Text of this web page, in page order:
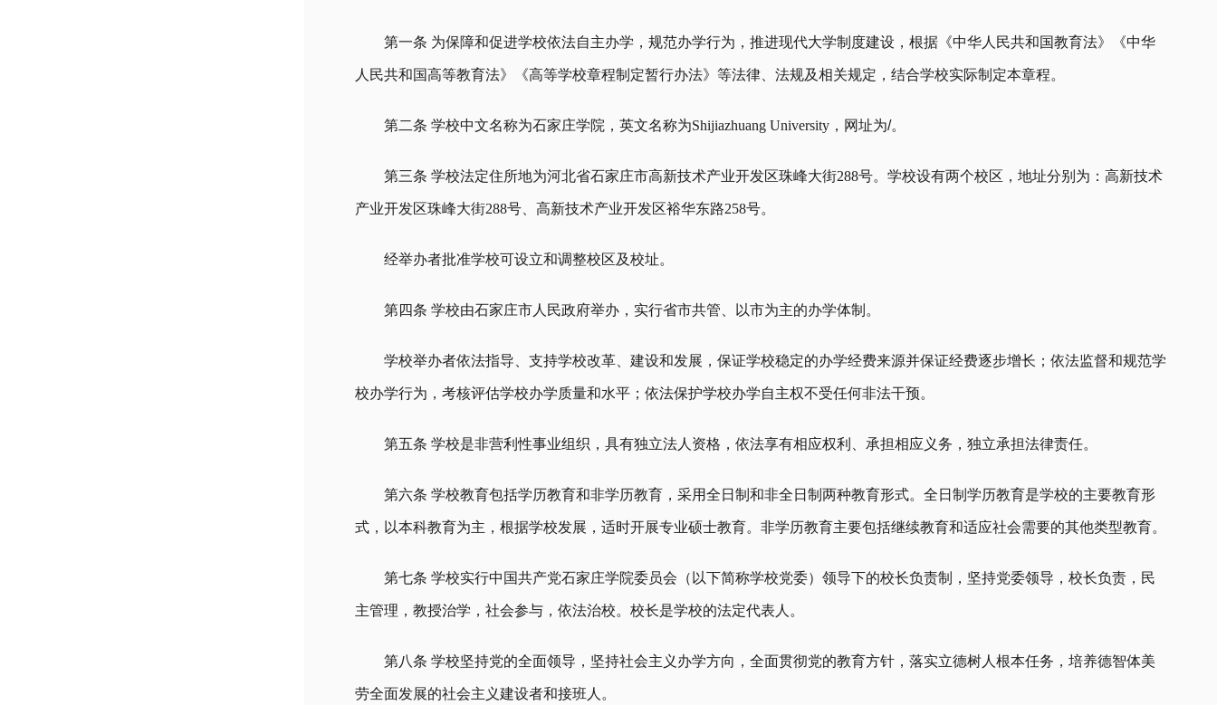
第一条 为保障和促进学校依法自主办学，规范办学行为，推进现代大学制度建设，根据《中华人民共和国教育法》《中华
人民共和国高等教育法》《高等学校章程制定暂行办法》等法律、法规及相关规定，结合学校实际制定本章程。
第二条 学校中文名称为石家庄学院，英文名称为Shijiazhuang University，网址为/。
第三条 学校法定住所地为河北省石家庄市高新技术产业开发区珠峰大街288号。学校设有两个校区，地址分别为：高新技术
产业开发区珠峰大街288号、高新技术产业开发区裕华东路258号。
经举办者批准学校可设立和调整校区及校址。
第四条 学校由石家庄市人民政府举办，实行省市共管、以市为主的办学体制。
学校举办者依法指导、支持学校改革、建设和发展，保证学校稳定的办学经费来源并保证经费逐步增长；依法监督和规范学
校办学行为，考核评估学校办学质量和水平；依法保护学校办学自主权不受任何非法干预。
第五条 学校是非营利性事业组织，具有独立法人资格，依法享有相应权利、承担相应义务，独立承担法律责任。
第六条 学校教育包括学历教育和非学历教育，采用全日制和非全日制两种教育形式。全日制学历教育是学校的主要教育形
式，以本科教育为主，根据学校发展，适时开展专业硕士教育。非学历教育主要包括继续教育和适应社会需要的其他类型教育。
第七条 学校实行中国共产党石家庄学院委员会（以下简称学校党委）领导下的校长负责制，坚持党委领导，校长负责，民
主管理，教授治学，社会参与，依法治校。校长是学校的法定代表人。
第八条 学校坚持党的全面领导，坚持社会主义办学方向，全面贯彻党的教育方针，落实立德树人根本任务，培养德智体美
劳全面发展的社会主义建设者和接班人。